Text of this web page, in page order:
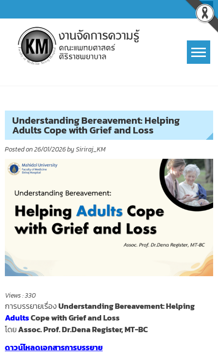
to
content
Understanding Bereavement: Helping
Adults Cope with Grief and Loss
Posted on26/01/2026by Siriraj_KM
Views :330
การบรรยายเรื่องUnderstanding Bereavement: Helping
AdultsCope with Grief and Loss
โดยAssoc. Prof. Dr.Dena Register, MT-BC
ดาวน์โหลดเอกสารการบรรยาย